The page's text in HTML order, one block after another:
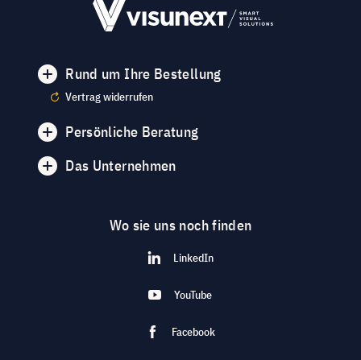
Rund um Ihre Bestellung
Vertrag widerrufen
Persönliche Beratung
Das Unternehmen
Wo sie uns noch finden
LinkedIn
YouTube
Facebook